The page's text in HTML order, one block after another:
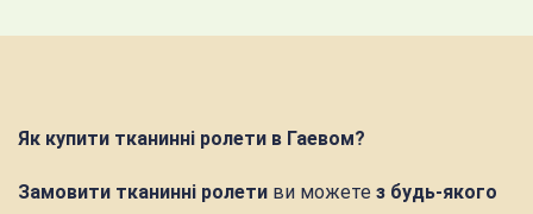
Як купити тканинні ролети в Гаевом?
Замовити тканинні ролети ви можете з будь-якого